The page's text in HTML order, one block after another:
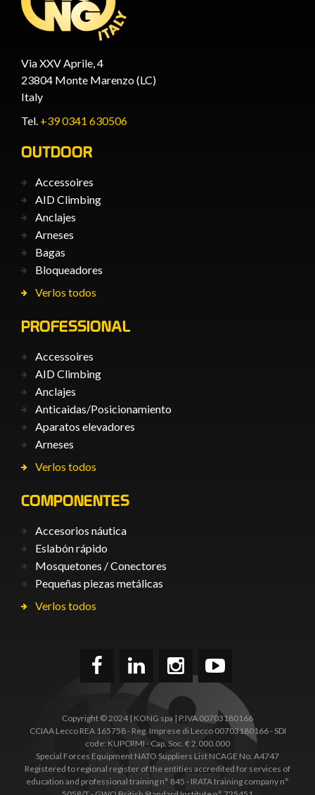
Via XXV Aprile, 4
23804 Monte Marenzo (LC)
Italy
Tel. +39 0341 630506
OUTDOOR
Accessoires
AID Climbing
Anclajes
Arneses
Bagas
Bloqueadores
Verlos todos
PROFESSIONAL
Accessoires
AID Climbing
Anclajes
Anticaìdas/Posicionamiento
Aparatos elevadores
Arneses
Verlos todos
COMPONENTES
Accesorios náutica
Eslabón rápido
Mosquetones / Conectores
Pequeñas piezas metálicas
Verlos todos
Copyright © 2024 | KONG spa | P.IVA 00703180166
CCIAA Lecco REA 165758 - Reg. Imprese di Lecco 00703180166 - SDI
code: KUPCRMI - Cap. Soc. € 2.000.000
Special Forces Equipment NATO Suppliers List NCAGE No. A4747
Registered to regional register of the entities accredited for services of
education and professional training n° 845 - IRATA training company n°